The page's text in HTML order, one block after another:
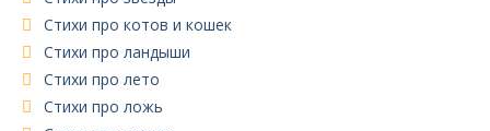
Стихи про котов и кошек
Стихи про ландыши
Стихи про лето
Стихи про ложь